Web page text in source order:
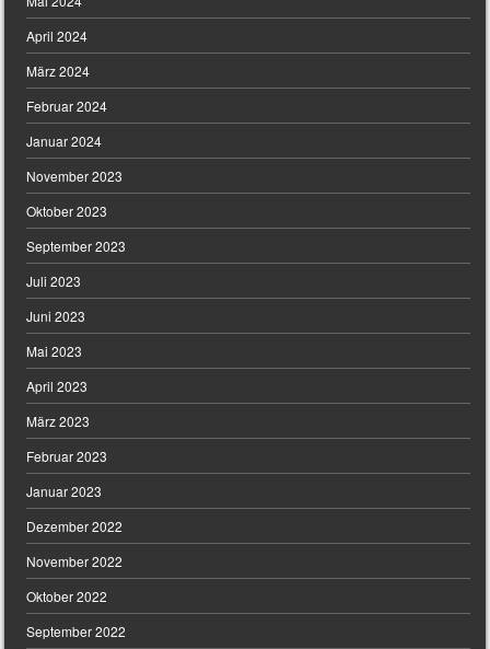
April 2024
März 2024
Februar 2024
Januar 2024
November 2023
Oktober 2023
September 2023
Juli 2023
Juni 2023
Mai 2023
April 2023
März 2023
Februar 2023
Januar 2023
Dezember 2022
November 2022
Oktober 2022
September 2022